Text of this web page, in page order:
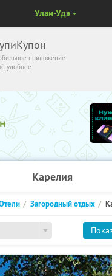
приложение
удобнее
Улан-Удэ
Карелия
Загородный отдых